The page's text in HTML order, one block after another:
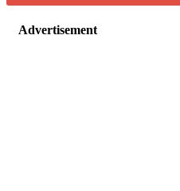
Advertisement